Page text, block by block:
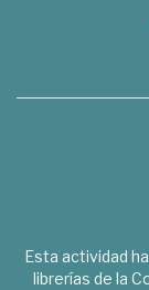
Esta actividad
librerías de la